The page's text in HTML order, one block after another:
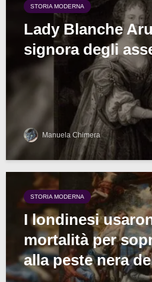
STORIA MODERNA
Lady Blanche
signora degli
Manuela Chimera
STORIA MODERNA
I londinesi
mortalità per
alla peste nera